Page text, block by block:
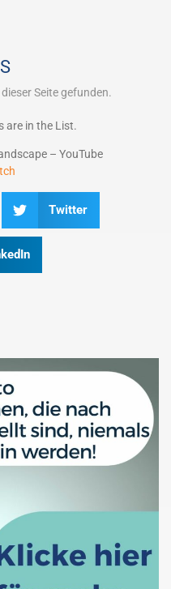
Seite gefunden.
are in the List.
– YouTube
Twitter